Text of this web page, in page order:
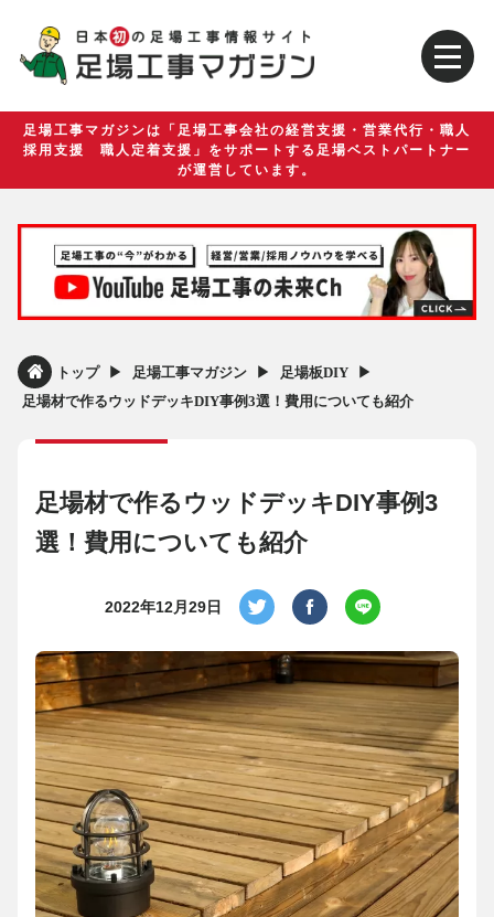
足場工事マガジンは「足場工事会社の経営支援・営業代行・職人
採用支援 職人定着支援」をサポートする足場ベストパートナー
が運営しています。
トップ ▶︎ 足場工事マガジン ▶︎ 足場板DIY ▶︎
足場材で作るウッドデッキDIY事例3選！費用についても紹介
足場材で作るウッドデッキDIY事例3
選！費用についても紹介
2022年12月29日